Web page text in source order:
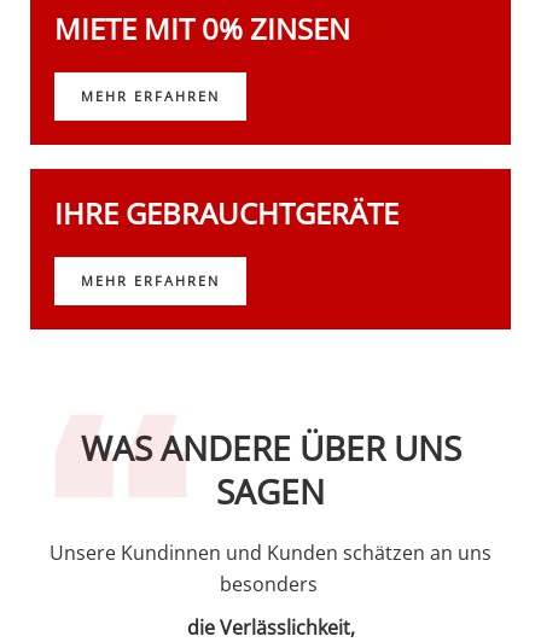
MIETE MIT 0% ZINSEN
MEHR ERFAHREN
IHRE GEBRAUCHTGERÄTE
MEHR ERFAHREN
WAS ANDERE ÜBER UNS
SAGEN
Unsere Kundinnen und Kunden schätzen an uns
besonders
die Verlässlichkeit,